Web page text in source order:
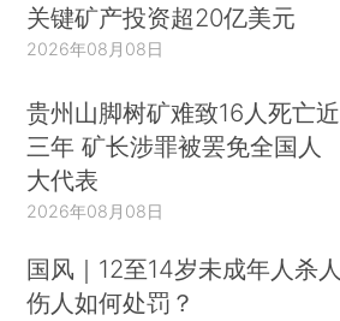
关键矿产投资超20亿美元
2026年08月08日
贵州山脚树矿难致16人死亡近
三年 矿长涉罪被罢免全国人
大代表
2026年08月08日
国风｜12至14岁未成年人杀人
伤人如何处罚？